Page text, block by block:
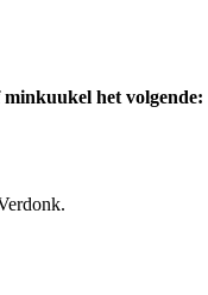
het volgende: